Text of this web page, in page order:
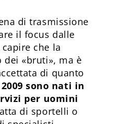
di trasmissione
il focus dalle
che la
dei «bruti», ma è
di quanto
sono nati in
per uomini
di sportelli o